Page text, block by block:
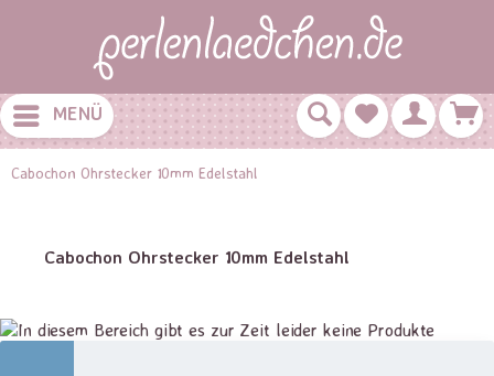
MENÜ
Cabochon Ohrstecker 10mm Edelstahl
Cabochon Ohrstecker 10mm Edelstahl